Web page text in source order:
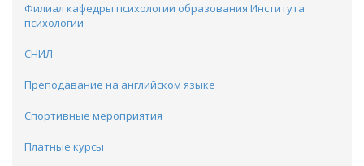
Филиал кафедры психологии образования Института
психологии
CНИЛ
Преподавание на английском языке
Спортивные мероприятия
Платные курсы